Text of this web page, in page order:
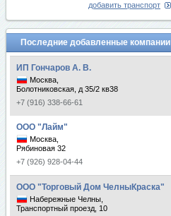
добавить транспорт
Последние добавленные компании
ИП Гончаров А. В.
Москва,
Болотниковская, д 35/2 кв38
+7 (916) 338-66-61
ООО "Лайм"
Москва,
Рябиновая 32
+7 (926) 928-04-44
ООО "Торговый Дом ЧелныКраска"
Набережные Челны,
Транспортный проезд, 10